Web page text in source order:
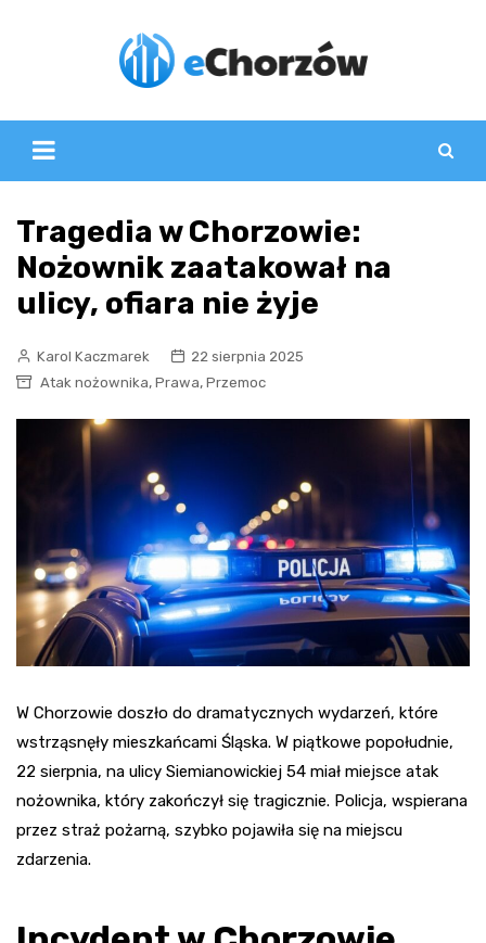
Tragedia w Chorzowie:
Nożownik zaatakował na
ulicy, ofiara nie żyje
Karol Kaczmarek
22 sierpnia 2025
Atak nożownika, Prawa, Przemoc
W Chorzowie doszło do dramatycznych wydarzeń, które
wstrząsnęły mieszkańcami Śląska. W piątkowe popołudnie,
22 sierpnia, na ulicy Siemianowickiej 54 miał miejsce atak
nożownika, który zakończył się tragicznie. Policja, wspierana
przez straż pożarną, szybko pojawiła się na miejscu
zdarzenia.